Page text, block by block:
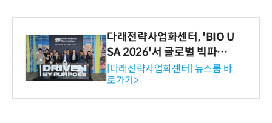
다래전략사업화센터, 'BIO U
SA 2026'서 글로벌 빅파마
와의 비즈니스 미팅 지원…K
-바이오 해외 진출 교두보 확
보
[다래전략사업화센터] 뉴스룸 바
로가기>